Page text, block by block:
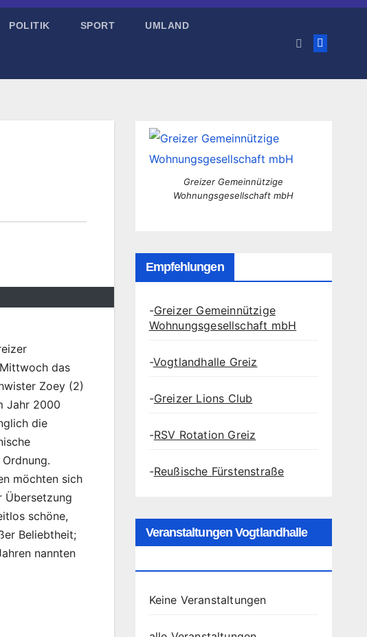
POLITIK SPORT UMLAND
das
Zoey (2)
Jahr 2000
die
möchten sich
Übersetzung
schöne,
Beliebtheit;
nannten
Greizer Gemeinnützige
Wohnungsgesellschaft mbH
Empfehlungen
-Greizer Gemeinnützige
Wohnungsgesellschaft mbH
-Vogtlandhalle Greiz
-Greizer Lions Club
-RSV Rotation Greiz
-Reußische Fürstenstraße
Veranstaltungen Vogtlandhalle
Keine Veranstaltungen